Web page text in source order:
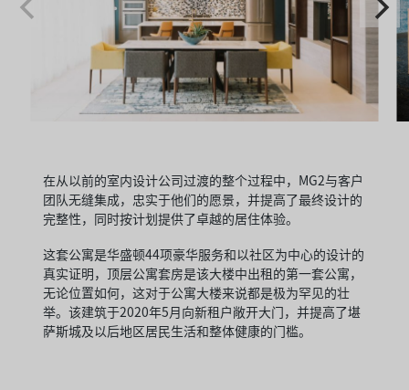
在从以前的室内设计公司过渡的整个过程中，MG2与客户
团队无缝集成，忠实于他们的愿景，并提高了最终设计的
完整性，同时按计划提供了卓越的居住体验。
这套公寓是华盛顿44项豪华服务和以社区为中心的设计的
真实证明，顶层公寓套房是该大楼中出租的第一套公寓，
无论位置如何，这对于公寓大楼来说都是极为罕见的壮
举。该建筑于2020年5月向新租户敞开大门，并提高了堪
萨斯城及以后地区居民生活和整体健康的门槛。